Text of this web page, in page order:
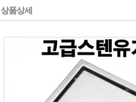
상품상세